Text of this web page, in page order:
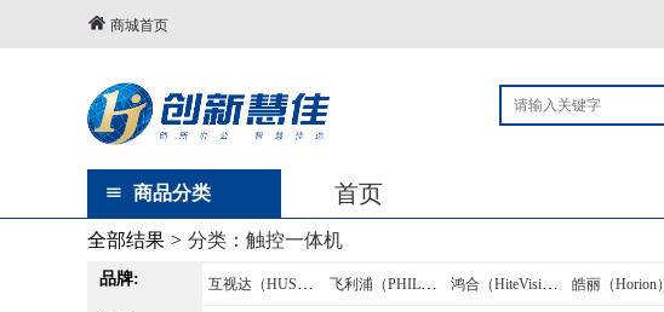
商城首页
商品分类 首页
全部结果 > 分类： 触控一体机
品牌: 互视达（HUSHIDA） 飞利浦（PHILIPS） 鸿合（HiteVision） 皓丽（Horion）